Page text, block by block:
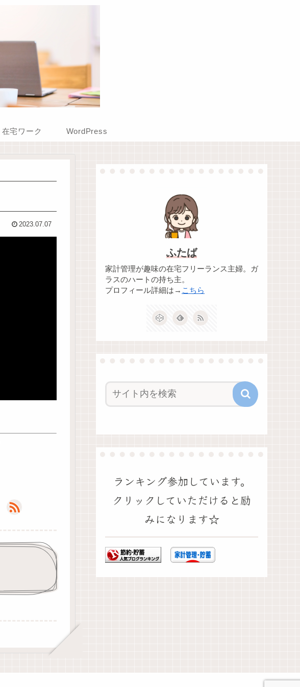
在宅ワーク WordPress
2023.07.07
ふたば
家計管理が趣味の在宅フリーランス主婦。ガ
ラスのハートの持ち主。
プロフィール詳細は→ こちら
ランキング参加しています。
クリックしていただけると励
みになります☆